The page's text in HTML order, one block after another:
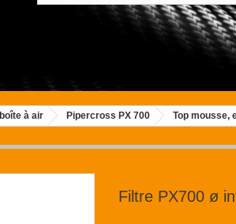
à air Pipercross PX 700 Top mousse,
Filtre PX700 ø